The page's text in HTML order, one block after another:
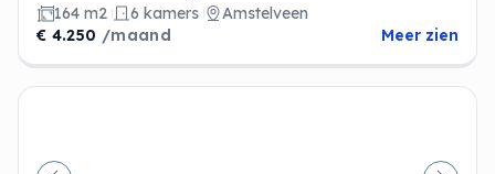
164 m2 6 kamers
Amstelveen
€ 4.250 /maand Meer zien